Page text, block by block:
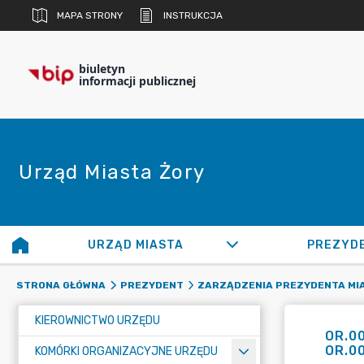
MAPA STRONY INSTRUKCJA
biuletyn
informacji publicznej
Urząd Miasta Żory
URZĄD MIASTA
STRONA GŁÓWNA PREZYDENT ZARZĄDZENIA PREZYDENTA
KIEROWNICTWO URZĘDU
KOMÓRKI ORGANIZACYJNE URZĘDU